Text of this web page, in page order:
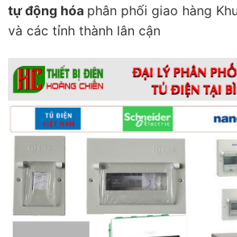
tự động hóa phân phối giao hàng
và các tỉnh thành lân cận